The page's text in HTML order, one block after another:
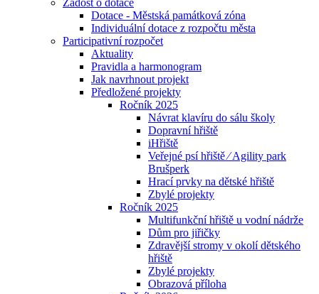
Žádost o dotace
Dotace - Městská památková zóna
Individuální dotace z rozpočtu města
Participativní rozpočet
Aktuality
Pravidla a harmonogram
Jak navrhnout projekt
Předložené projekty
Ročník 2025
Návrat klavíru do sálu školy
Dopravní hřiště
iHřiště
Veřejné psí hřiště ⁄ Agility park
Brušperk
Hrací prvky na dětské hřiště
Zbylé projekty
Ročník 2025
Multifunkční hřiště u vodní nádrže
Dům pro jiřičky
Zdravější stromy v okolí dětského
hřiště
Zbylé projekty
Obrazová příloha